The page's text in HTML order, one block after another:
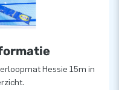
Hessie 15m in